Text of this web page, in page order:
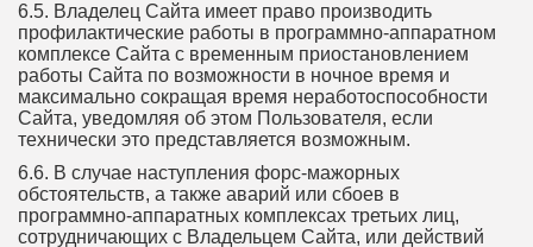
6.5. Владелец Сайта имеет право производить
профилактические работы в программно-аппаратном
комплексе Сайта с временным приостановлением
работы Сайта по возможности в ночное время и
максимально сокращая время неработоспособности
Сайта, уведомляя об этом Пользователя, если
технически это представляется возможным.
6.6. В случае наступления форс-мажорных
обстоятельств, а также аварий или сбоев в
программно-аппаратных комплексах третьих лиц,
сотрудничающих с Владельцем Сайта, или действий